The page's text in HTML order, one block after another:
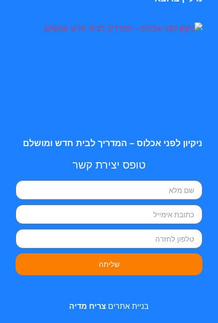
ניקיון לפני אכלוס – המדריך לבית חדש ומושלם
טופס יצירת קשר
שליחה
בניית אתרים צריח מדיה